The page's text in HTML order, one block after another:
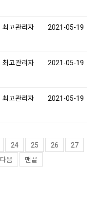
최고관리자 2021-05-19
최고관리자 2021-05-19
최고관리자 2021-05-19
24 25 26
27
다음 맨끝